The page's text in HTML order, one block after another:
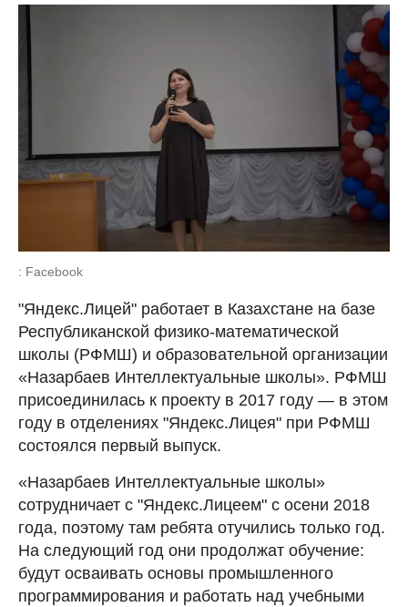
: Facebook
"Яндекс.Лицей" работает в Казахстане на базе
Республиканской физико-математической
школы (РФМШ) и образовательной организации
«Назарбаев Интеллектуальные школы». РФМШ
присоединилась к проекту в 2017 году — в этом
году в отделениях "Яндекс.Лицея" при РФМШ
состоялся первый выпуск.
«Назарбаев Интеллектуальные школы»
сотрудничает с "Яндекс.Лицеем" с осени 2018
года, поэтому там ребята отучились только год.
На следующий год они продолжат обучение:
будут осваивать основы промышленного
программирования и работать над учебными